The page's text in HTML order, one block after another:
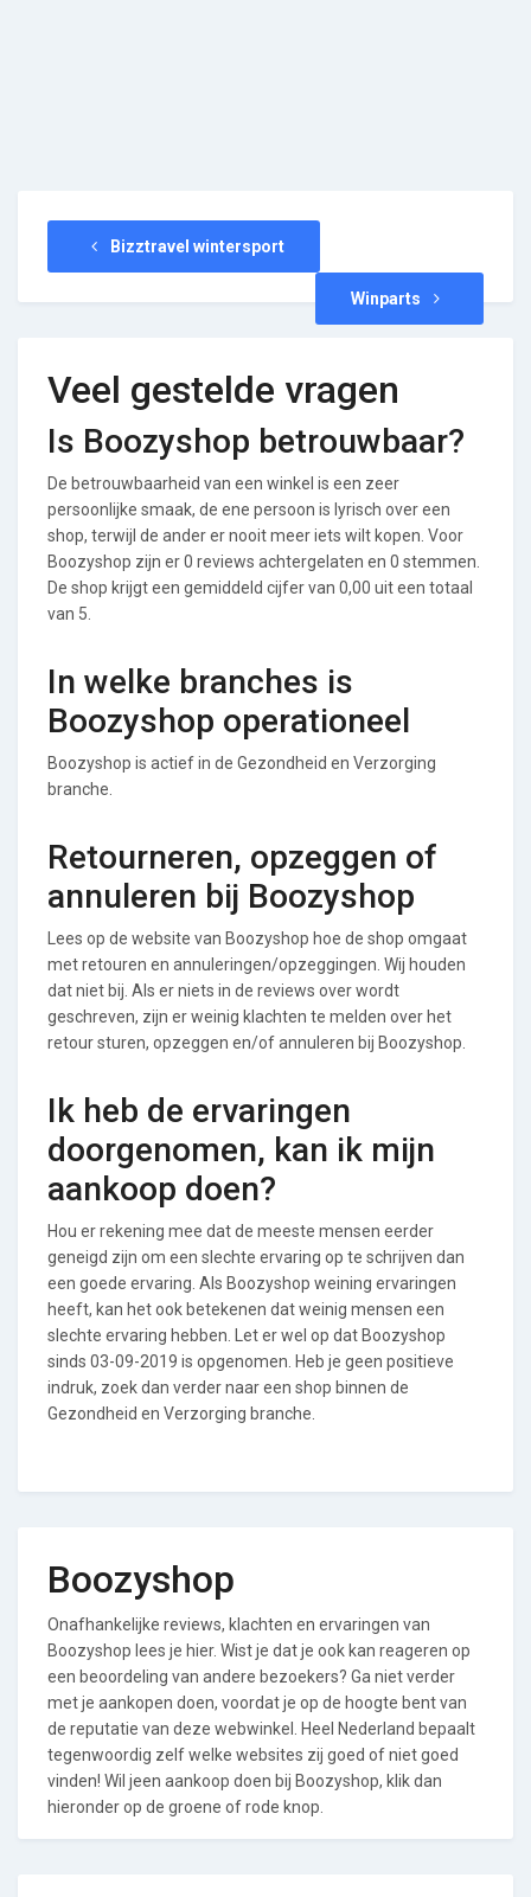
Bizztravel wintersport
Winparts
Veel gestelde vragen
Is Boozyshop betrouwbaar?
De betrouwbaarheid van een winkel is een zeer
persoonlijke smaak, de ene persoon is lyrisch over een
shop, terwijl de ander er nooit meer iets wilt kopen. Voor
Boozyshop zijn er 0 reviews achtergelaten en 0 stemmen.
De shop krijgt een gemiddeld cijfer van 0,00 uit een totaal
van 5.
In welke branches is
Boozyshop operationeel
Boozyshop is actief in de Gezondheid en Verzorging
branche.
Retourneren, opzeggen of
annuleren bij Boozyshop
Lees op de website van Boozyshop hoe de shop omgaat
met retouren en annuleringen/opzeggingen. Wij houden
dat niet bij. Als er niets in de reviews over wordt
geschreven, zijn er weinig klachten te melden over het
retour sturen, opzeggen en/of annuleren bij Boozyshop.
Ik heb de ervaringen
doorgenomen, kan ik mijn
aankoop doen?
Hou er rekening mee dat de meeste mensen eerder
geneigd zijn om een slechte ervaring op te schrijven dan
een goede ervaring. Als Boozyshop weining ervaringen
heeft, kan het ook betekenen dat weinig mensen een
slechte ervaring hebben. Let er wel op dat Boozyshop
sinds 03-09-2019 is opgenomen. Heb je geen positieve
indruk, zoek dan verder naar een shop binnen de
Gezondheid en Verzorging branche.
Boozyshop
Onafhankelijke reviews, klachten en ervaringen van
Boozyshop lees je hier. Wist je dat je ook kan reageren op
een beoordeling van andere bezoekers? Ga niet verder
met je aankopen doen, voordat je op de hoogte bent van
de reputatie van deze webwinkel. Heel Nederland bepaalt
tegenwoordig zelf welke websites zij goed of niet goed
vinden! Wil jeen aankoop doen bij Boozyshop, klik dan
hieronder op de groene of rode knop.